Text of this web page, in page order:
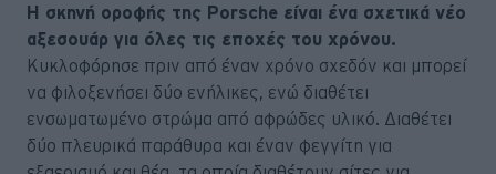
Η σκηνή οροφής της Porsche είναι ένα σχετικά νέο
αξεσουάρ για όλες τις εποχές του χρόνου.
Κυκλοφόρησε πριν από έναν χρόνο σχεδόν και μπορεί
να φιλοξενήσει δύο ενήλικες, ενώ διαθέτει
ενσωματωμένο στρώμα από αφρώδες υλικό. Διαθέτει
δύο πλευρικά παράθυρα και έναν φεγγίτη για